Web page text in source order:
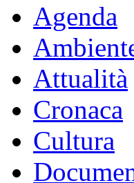
Agenda
Attualità
Cronaca
Cultura